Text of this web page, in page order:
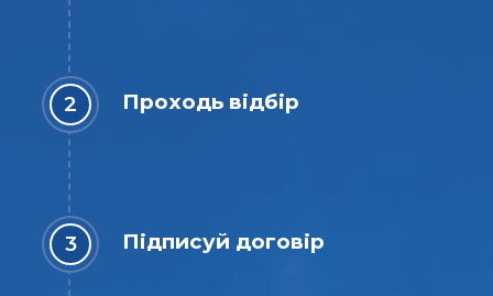
Проходь відбір
Підписуй договір